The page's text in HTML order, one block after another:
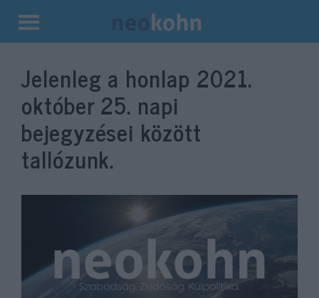
Kilépés
tartalomba
Jelenleg a honlap 2021.
október 25. napi
bejegyzései között
tallózunk.